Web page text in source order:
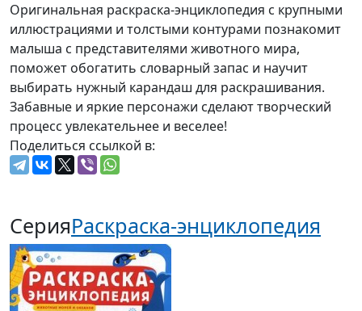
Оригинальная раскраска-энциклопедия с крупными
иллюстрациями и толстыми контурами познакомит
малыша с представителями животного мира,
поможет обогатить словарный запас и научит
выбирать нужный карандаш для раскрашивания.
Забавные и яркие персонажи сделают творческий
процесс увлекательнее и веселее!
Поделиться ссылкой в:
СерияРаскраска-энциклопедия